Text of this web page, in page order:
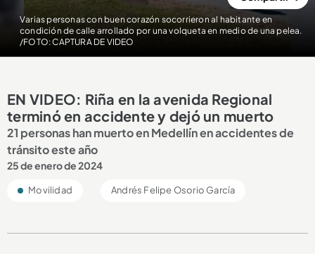
Varias personas con buen corazón socorrieron al habitante en
condición de calle arrollado por una volqueta en medio de una pelea.
/FOTO: CAPTURA DE VIDEO
EN VIDEO: Riña en la avenida Regional
terminó en accidente y dejó un muerto
21 personas han muerto en Medellín en accidentes de
tránsito este año
25 de enero de 2024
Movilidad Andrés Felipe Osorio García